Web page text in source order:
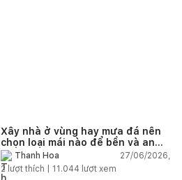
Xây nhà ở vùng hay mưa đá nên
chọn loại mái nào để bền và an
toàn?Thanh Hoa
27/06/2026,
2 lượt thích | 11.044 lượt xem